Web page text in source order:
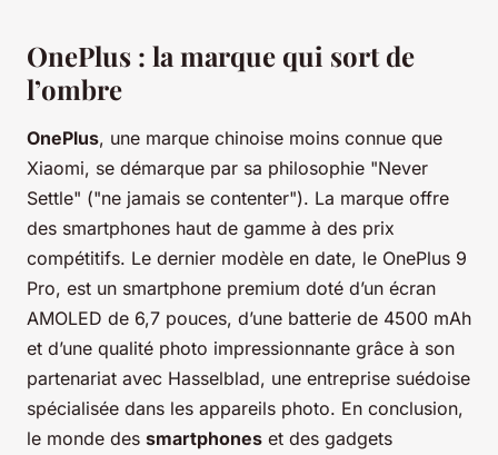
OnePlus : la marque qui sort de
l’ombre
OnePlus, une marque chinoise moins connue que
Xiaomi, se démarque par sa philosophie "Never
Settle" ("ne jamais se contenter"). La marque offre
des smartphones haut de gamme à des prix
compétitifs. Le dernier modèle en date, le OnePlus 9
Pro, est un smartphone premium doté d’un écran
AMOLED de 6,7 pouces, d’une batterie de 4500 mAh
et d’une qualité photo impressionnante grâce à son
partenariat avec Hasselblad, une entreprise suédoise
spécialisée dans les appareils photo. En conclusion,
le monde des smartphones et des gadgets